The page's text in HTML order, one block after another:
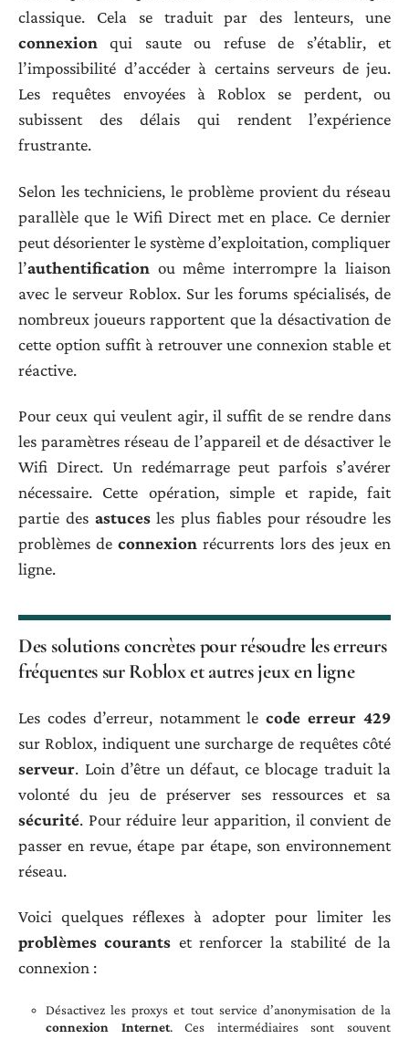
classique. Cela se traduit par des lenteurs, une
connexion qui saute ou refuse de s’établir, et
l’impossibilité d’accéder à certains serveurs de jeu.
Les requêtes envoyées à Roblox se perdent, ou
subissent des délais qui rendent l’expérience
frustrante.
Selon les techniciens, le problème provient du réseau
parallèle que le Wifi Direct met en place. Ce dernier
peut désorienter le système d’exploitation, compliquer
l’authentification ou même interrompre la liaison
avec le serveur Roblox. Sur les forums spécialisés, de
nombreux joueurs rapportent que la désactivation de
cette option suffit à retrouver une connexion stable et
réactive.
Pour ceux qui veulent agir, il suffit de se rendre dans
les paramètres réseau de l’appareil et de désactiver le
Wifi Direct. Un redémarrage peut parfois s’avérer
nécessaire. Cette opération, simple et rapide, fait
partie des astucesles plus fiables pour résoudre les
problèmes deconnexion récurrents lors des jeux en
ligne.
Des solutions concrètes pour résoudre les erreurs
fréquentes sur Roblox et autres jeux en ligne
Les codes d’erreur, notamment lecode erreur 429
sur Roblox, indiquent une surcharge de requêtes côté
serveur. Loin d’être un défaut, ce blocage traduit la
volonté du jeu de préserver ses ressources et sa
sécurité. Pour réduire leur apparition, il convient de
passer en revue, étape par étape, son environnement
réseau.
Voici quelques réflexes à adopter pour limiter les
problèmes courants et renforcer la stabilité de la
connexion :
Désactivez les proxys et tout service d’anonymisation de la
connexion Internet. Ces intermédiaires sont souvent